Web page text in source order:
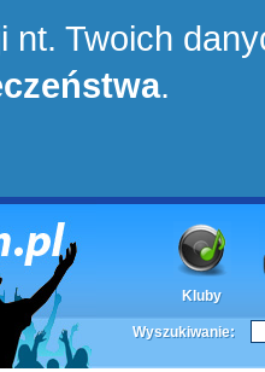
nt. Twoich
.
Kluby
Wyszukiwanie: